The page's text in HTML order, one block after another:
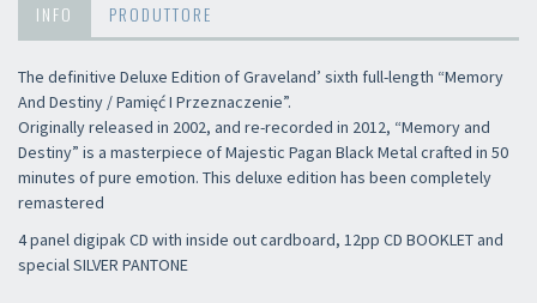
INFO PRODUTTORE
The definitive Deluxe Edition of Graveland’ sixth full-length “Memory
And Destiny / Pamięć I Przeznaczenie”.
Originally released in 2002, and re-recorded in 2012, “Memory and
Destiny” is a masterpiece of Majestic Pagan Black Metal crafted in 50
minutes of pure emotion. This deluxe edition has been completely
remastered
4 panel digipak CD with inside out cardboard, 12pp CD BOOKLET and
special SILVER PANTONE